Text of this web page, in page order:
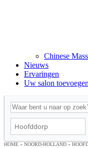
Chinese
Nieuws
Ervaringen
Uw salon
HOME » NOORD-HOLLAND »